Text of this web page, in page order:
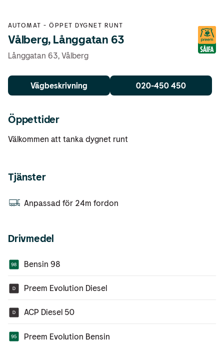
AUTOMAT -ÖPPET DYGNET RUNT
Vålberg, Långgatan 63
Långgatan 63, Vålberg
Vägbeskrivning 020-450 450
Öppettider
Välkommen att tanka dygnet runt
Tjänster
Anpassad för 24m fordon
Drivmedel
Bensin 98
Preem Evolution Diesel
ACP Diesel 50
Preem Evolution Bensin